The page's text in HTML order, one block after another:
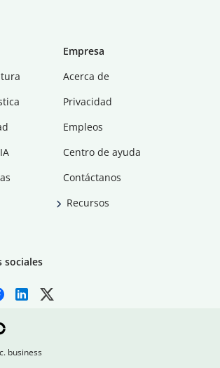
Empresa
Acerca de
Privacidad
Empleos
Centro de ayuda
Contáctanos
Recursos
sociales
business